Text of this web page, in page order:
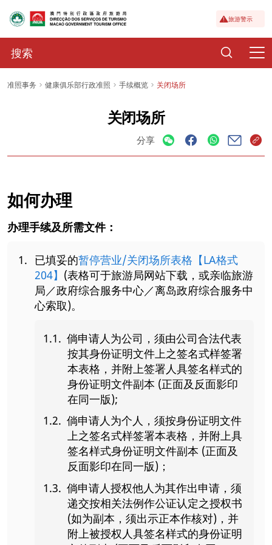
旅游警示
准照事务 健康俱乐部行政准照 手续概览 关闭场所
关闭场所
分享
如何办理
办理手续及所需文件：
已填妥的暂停营业/关闭场所表格【LA格式
204】 (表格可于旅游局网站下载，或亲临旅游
局／政府综合服务中心／离岛政府综合服务中
心索取)。
倘申请人为公司，须由公司合法代表
按其身份证明文件上之签名式样签署
本表格，并附上签署人具签名样式的
身份证明文件副本 (正面及反面影印
在同一版);
倘申请人为个人，须按身份证明文件
上之签名式样签署本表格，并附上具
签名样式身份证明文件副本 (正面及
反面影印在同一版)；
倘申请人授权他人为其作出申请，须
递交按相关法例作公证认定之授权书
(如为副本，须出示正本作核对)，并
附上被授权人具签名样式的身份证明